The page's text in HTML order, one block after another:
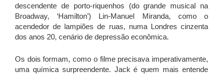
descendente de porto-riquenhos (do grande musical na
Broadway, ‘Hamilton’) Lin-Manuel Miranda, como o
acendedor de lampiões de ruas, numa Londres cinzenta
dos anos 20, cenário de depressão econômica.
Os dois formam, como o filme precisava imperativamente,
uma química surpreendente. Jack é quem mais entende